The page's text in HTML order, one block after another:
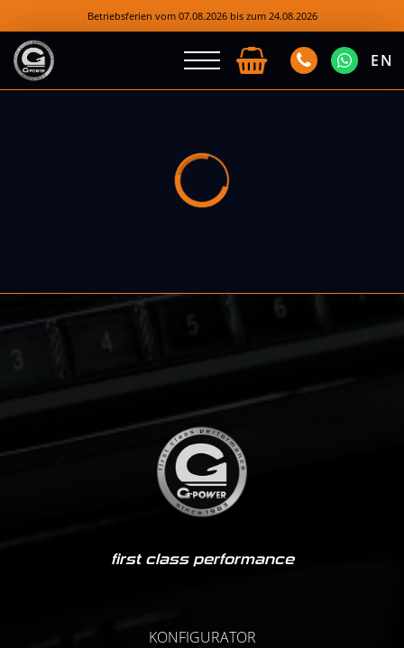
Betriebsferien vom 07.08.2026 bis zum 24.08.2026
EN
first class performance
KONFIGURATOR